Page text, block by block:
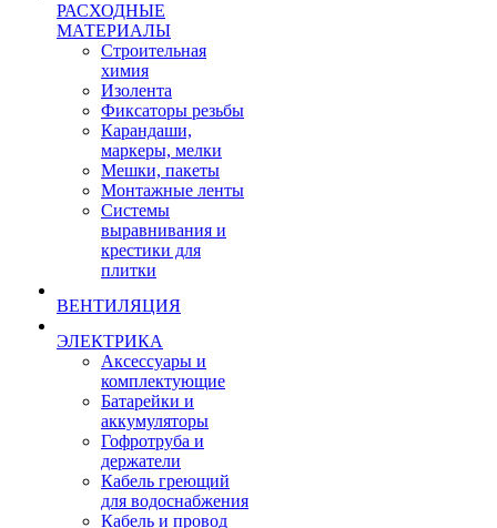
РАСХОДНЫЕ
МАТЕРИАЛЫ
Строительная
химия
Изолента
Фиксаторы резьбы
Карандаши,
маркеры, мелки
Мешки, пакеты
Монтажные ленты
Системы
выравнивания и
крестики для
плитки
ВЕНТИЛЯЦИЯ
ЭЛЕКТРИКА
Аксессуары и
комплектующие
Батарейки и
аккумуляторы
Гофротруба и
держатели
Кабель греющий
для водоснабжения
Кабель и провод